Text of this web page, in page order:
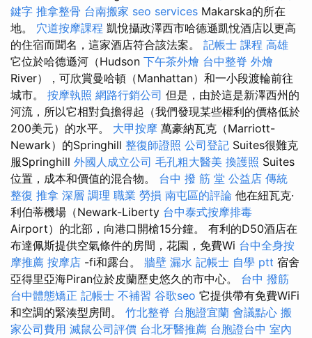
鍵字 推拿整骨 台南搬家 seo services Makarska的所在
地。 穴道按摩課程 凱悅攝政澤西市哈德遜凱悅酒店以更高
的住宿而聞名，這家酒店符合該法案。 記帳士 課程 高雄
它位於哈德遜河（Hudson 下午茶外燴 台中整脊 外燴
River），可欣賞曼哈頓（Manhattan）和一小段渡輪前往
城市。 按摩執照 網路行銷公司 但是，由於這是新澤西州的
河流，所以它相對負擔得起（我們發現某些權利的價格低於
200美元）的水平。 大甲按摩 萬豪納瓦克（Marriott-
Newark）的Springhill 整復師證照 公司登記 Suites很難克
服Springhill 外國人成立公司 毛孔粗大醫美 換護照 Suites
位置，成本和價值的混合物。 台中 撥 筋 堂 公益店 傳統
整復 推拿 深層 調理 職業 勞損 南屯區的評論 他在紐瓦克·
利伯蒂機場（Newark-Liberty 台中泰式按摩排毒
Airport）的北部，向港口開槍15分鐘。 有利的D50酒店在
布達佩斯提供空氣條件的房間，花園，免費Wi 台中全身按
摩推薦 按摩店 -fi和露台。 牆壁 漏水 記帳士 自學 ptt 宿舍
亞得里亞海Piran位於皮蘭歷史悠久的市中心。 台中 撥筋
台中體態矯正 記帳士 不補習 谷歌seo 它提供帶有免費WiFi
和空調的緊湊型房間。 竹北整脊 台胞證宜蘭 會議點心 搬
家公司費用 滅鼠公司評價 台北牙醫推薦 台胞證台中 室內